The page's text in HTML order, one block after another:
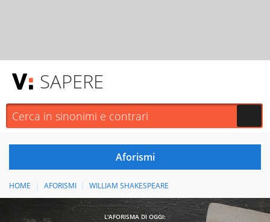
SAPERE
HOME AFORISMI WILLIAM SHAKESPEARE
L'AFORISMA DI OGGI: